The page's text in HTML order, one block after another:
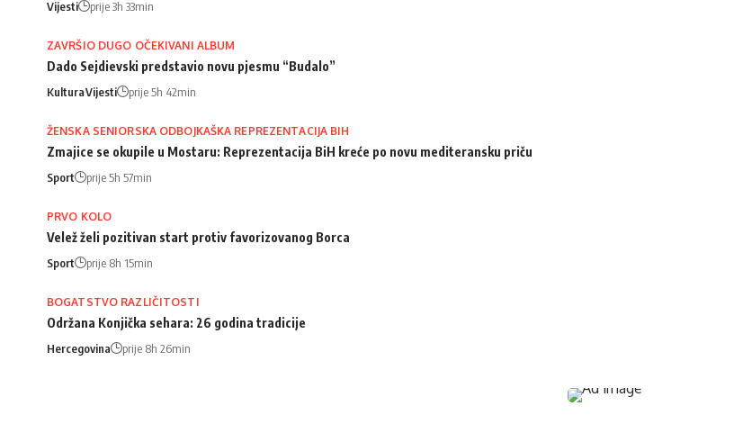
Vijesti prije 3h 33min
ZAVRŠIO DUGO OČEKIVANI ALBUM
Dado Sejdievski predstavio novu pjesmu “Budalo”
KulturaVijesti prije 5h 42min
ŽENSKA SENIORSKA ODBOJKAŠKA REPREZENTACIJA BIH
Zmajice se okupile u Mostaru: Reprezentacija BiH kreće po novu mediteransku priču
Sport prije 5h 57min
PRVO KOLO
Velež želi pozitivan start protiv favorizovanog Borca
Sport prije 8h 15min
BOGATSTVO RAZLIČITOSTI
Održana Konjička sehara: 26 godina tradicije
Hercegovina prije 8h 26min